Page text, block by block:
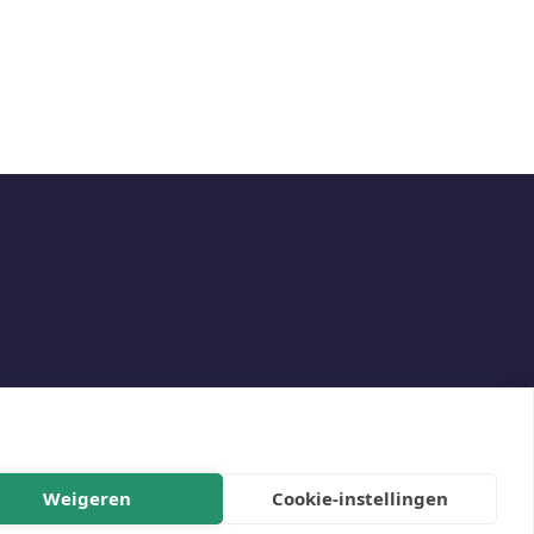
Weigeren Cookie-instellingen
Social